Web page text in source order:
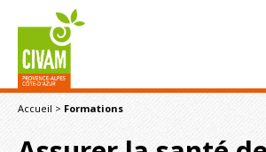
Accueil > Formations